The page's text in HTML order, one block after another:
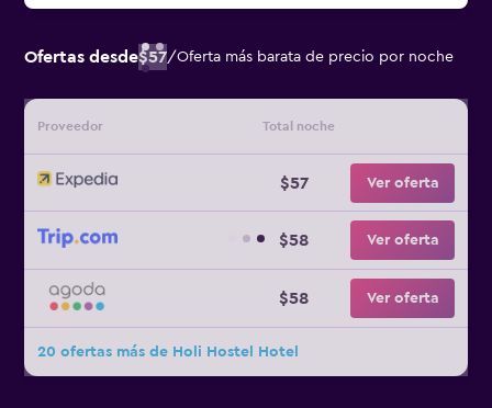
Ofertas desde$57/Oferta más barata de precio por noche
Proveedor Total noche
$57 Ver oferta
$58 Ver oferta
$58 Ver oferta
20 ofertas más de Holi Hostel Hotel